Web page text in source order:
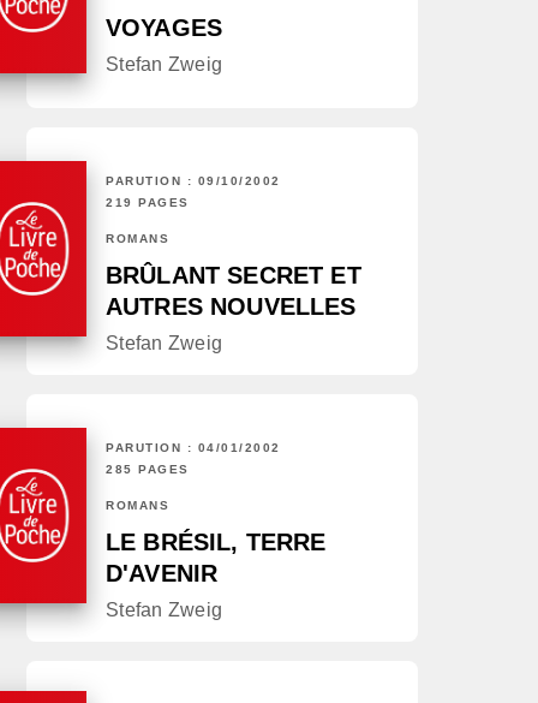
VOYAGES
Stefan Zweig
PARUTION : 09/10/2002
219 PAGES
ROMANS
BRÛLANT SECRET ET
AUTRES NOUVELLES
Stefan Zweig
PARUTION : 04/01/2002
285 PAGES
ROMANS
LE BRÉSIL, TERRE
D'AVENIR
Stefan Zweig